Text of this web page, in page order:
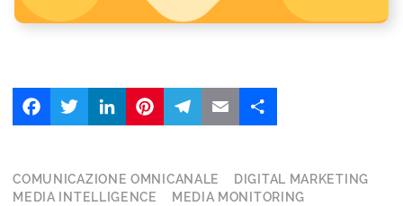
FacebookTwitter LinkedIn
COMUNICAZIONE OMNICANALE
DIGITAL MARKETING
MEDIA INTELLIGENCE
MEDIA MONITORING